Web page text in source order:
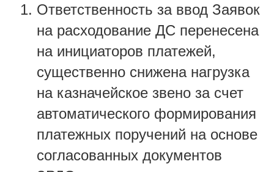
Ответственность за ввод Заявок
на расходование ДС перенесена
на инициаторов платежей,
существенно снижена нагрузка
на казначейское звено за счет
автоматического формирования
платежных поручений на основе
согласованных документов